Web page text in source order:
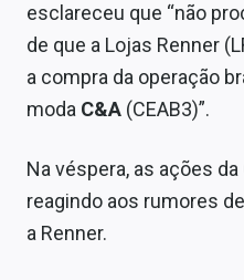
Contato
esclareceu que “não
de que a Lojas Renner
a compra da operação
moda C&A (CEAB3)”.
Na véspera, as ações da
reagindo aos rumores
a Renner.